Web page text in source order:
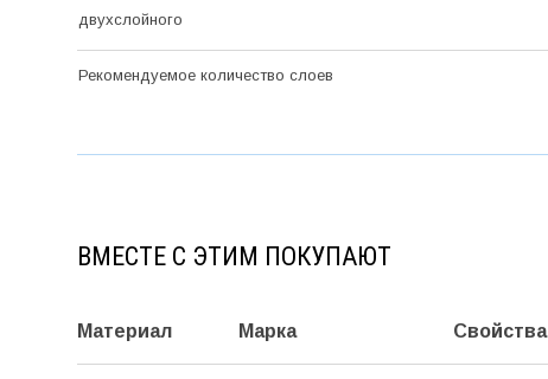
двухслойного
Рекомендуемое количество слоев
ВМЕСТЕ С ЭТИМ ПОКУПАЮТ
Материал Марка Свойства